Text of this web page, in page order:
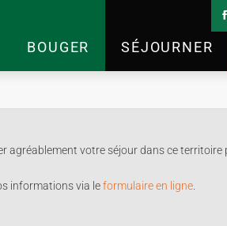
BOUGER SÉJOURNER
agréablement votre séjour dans ce territoire
informations via leformulaire en ligne